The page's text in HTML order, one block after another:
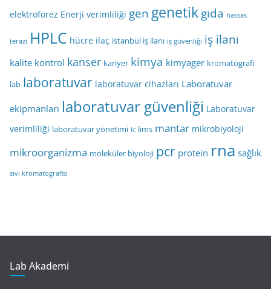
elektroforez Enerji verimliliği gen genetikgıda hassas
terazi HPLC hücre ilaç istanbul iş ilanı iş güvenliği iş ilanı
kalite kontrol kanser kariyer kimya kimyager kromatografi
lab laboratuvar laboratuvar cihazları Laboratuvar
ekipmanları laboratuvar güvenliği Laboratuvar
verimliliği laboratuvar yönetimi lc lims mantar mikrobiyoloji
mikroorganizma moleküler biyoloji pcr protein rna sağlık
sıvı kromatografisi
Lab Akademi